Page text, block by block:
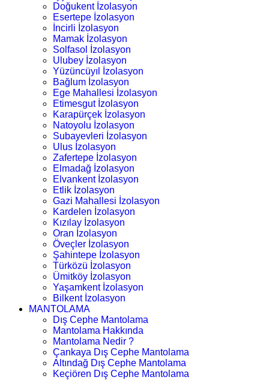
Doğukent İzolasyon
Esertepe İzolasyon
İncirli İzolasyon
Mamak İzolasyon
Solfasol İzolasyon
Ulubey İzolasyon
Yüzüncüyıl İzolasyon
Bağlum İzolasyon
Ege Mahallesi İzolasyon
Etimesgut İzolasyon
Karapürçek İzolasyon
Natoyolu İzolasyon
Subayevleri İzolasyon
Ulus İzolasyon
Zafertepe İzolasyon
Elmadağ İzolasyon
Elvankent İzolasyon
Etlik İzolasyon
Gazi Mahallesi İzolasyon
Kardelen İzolasyon
Kızılay İzolasyon
Oran İzolasyon
Öveçler İzolasyon
Şahintepe İzolasyon
Türközü İzolasyon
Ümitköy İzolasyon
Yaşamkent İzolasyon
Bilkent İzolasyon
MANTOLAMA
Dış Cephe Mantolama
Mantolama Hakkında
Mantolama Nedir ?
Çankaya Dış Cephe Mantolama
Altındağ Dış Cephe Mantolama
Keçiören Dış Cephe Mantolama